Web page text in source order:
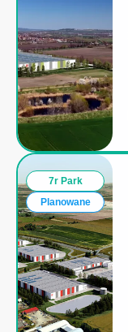
7r Park
Planowane